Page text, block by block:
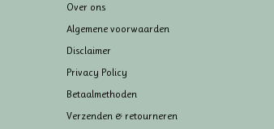
Over ons
Algemene voorwaarden
Disclaimer
Privacy Policy
Betaalmethoden
Verzenden & retourneren